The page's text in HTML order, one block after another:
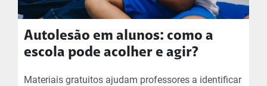
Autolesão em alunos: como a
escola pode acolher e agir?
Materiais gratuitos ajudam professores a identificar